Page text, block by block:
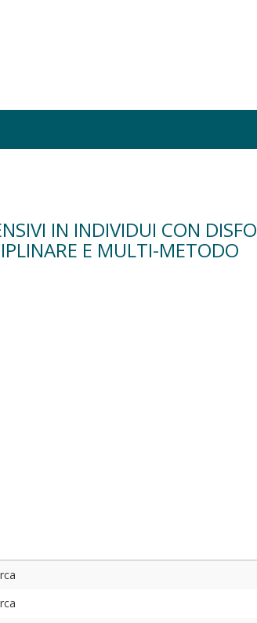
IN INDIVIDUI CON
E MULTI-METODO